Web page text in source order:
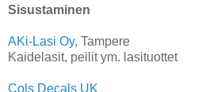
Sisustaminen
AKi-Lasi Oy, Tampere
Kaidelasit, peilit ym. lasituottet
Cols Decals UK